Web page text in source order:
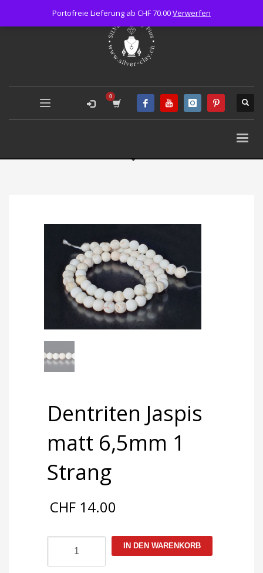
Dentriten Jaspis
matt 6,5mm 1
Strang
CHF 14.00
IN DEN WARENKORB
Portofreie Lieferung ab CHF 70.00Verwerfen